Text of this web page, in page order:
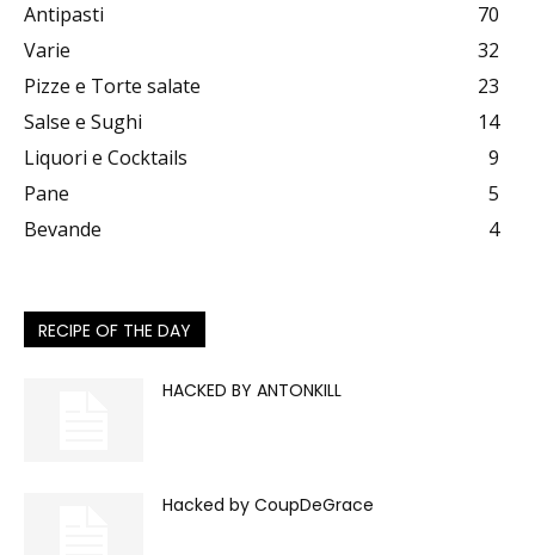
Antipasti
70
Varie
32
Pizze e Torte salate
23
Salse e Sughi
14
Liquori e Cocktails
9
Pane
5
Bevande
4
RECIPE OF THE DAY
HACKED BY ANTONKILL
Hacked by CoupDeGrace